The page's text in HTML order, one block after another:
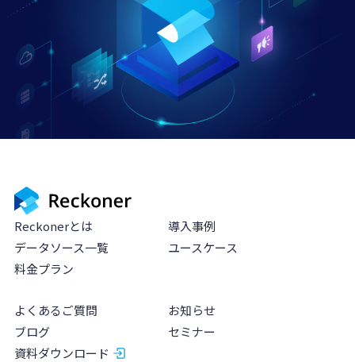
Reckonerとは
導入事例
データソース一覧
ユースケース
料金プラン
よくあるご質問
お知らせ
ブログ
セミナー
資料ダウンロード